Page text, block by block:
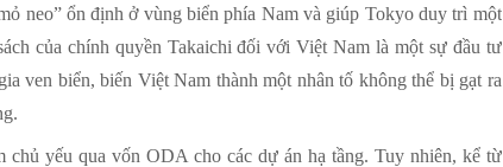
neo” ổn định ở vùng biển phía Nam và giúp Tokyo duy trì một
của chính quyền Takaichi đối với Việt Nam là một sự đầu tư
ven biển, biến Việt Nam thành một nhân tố không thể bị gạt ra
yếu qua vốn ODA cho các dự án hạ tầng. Tuy nhiên, kể từ